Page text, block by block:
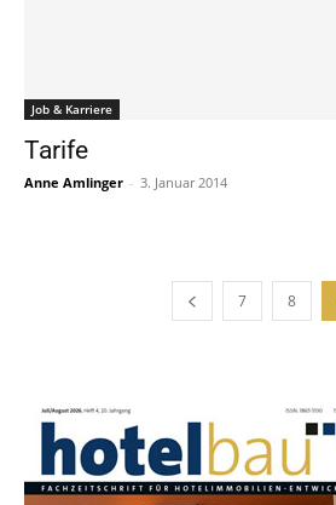
Job & Karriere
Tarife
Anne Amlinger - 3. Januar 2014
7 8